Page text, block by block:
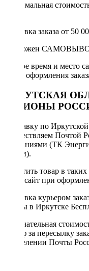
Минимальная
Доставка заказа от 50
Возможен
Точное время и место
после оформления
ИРКУТСКАЯ
РЕГИОНЫ
Отправку по
осуществляем Почтой
компаниями (ТК
линии).
Оплатить товар в
через сайт при
Доставка курьером
Почты в Иркутске
Окончательная
Тариф за пересылку
в отделении Почты